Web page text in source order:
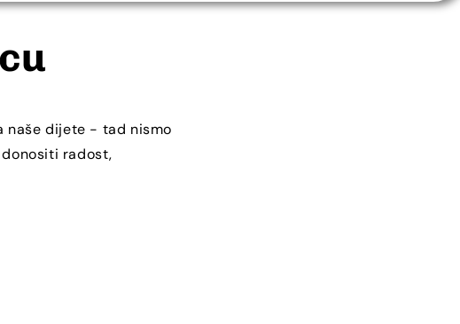
ž
a
naše dijete - tad nismo
radost,